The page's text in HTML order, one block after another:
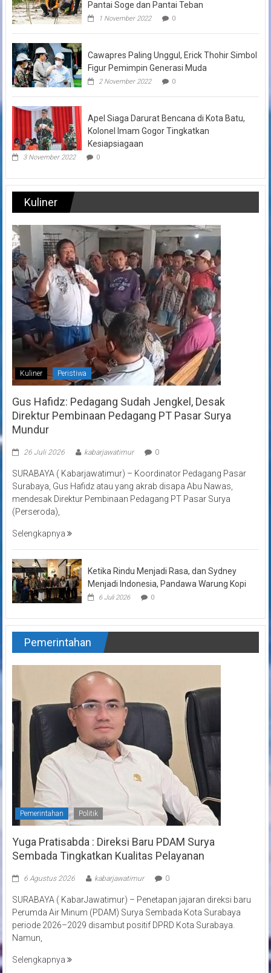
Pantai Soge dan Pantai Teban
1 November 2022 0
Cawapres Paling Unggul, Erick Thohir Simbol
Figur Pemimpin Generasi Muda
2 November 2022 0
Apel Siaga Darurat Bencana di Kota Batu,
Kolonel Imam Gogor Tingkatkan
Kesiapsiagaan
3 November 2022 0
Kuliner
Kuliner Peristiwa
Gus Hafidz: Pedagang Sudah Jengkel, Desak
Direktur Pembinaan Pedagang PT Pasar Surya
Mundur
26 Juli 2026 kabarjawatimur 0
SURABAYA ( Kabarjawatimur) – Koordinator Pedagang Pasar
Surabaya, Gus Hafidz atau yang akrab disapa Abu Nawas,
mendesak Direktur Pembinaan Pedagang PT Pasar Surya
(Perseroda),
Selengkapnya
Ketika Rindu Menjadi Rasa, dan Sydney
Menjadi Indonesia, Pandawa Warung Kopi
6 Juli 2026 0
Pemerintahan
Pemerintahan Politik
Yuga Pratisabda : Direksi Baru PDAM Surya
Sembada Tingkatkan Kualitas Pelayanan
6 Agustus 2026 kabarjawatimur 0
SURABAYA ( KabarJawatimur) – Penetapan jajaran direksi baru
Perumda Air Minum (PDAM) Surya Sembada Kota Surabaya
periode 2026–2029 disambut positif DPRD Kota Surabaya.
Namun,
Selengkapnya